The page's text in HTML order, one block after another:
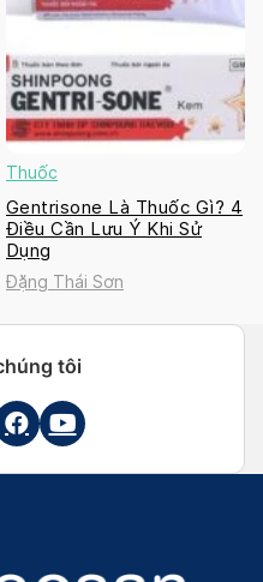
Thuốc
Gentrisone Là Thuốc Gì? 4
Điều Cần Lưu Ý Khi Sử
Dụng
Đặng Thái Sơn
tôi